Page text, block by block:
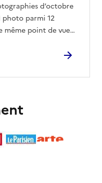
d’octobre
photo parmi 12
même point de vue…
l'évènement en